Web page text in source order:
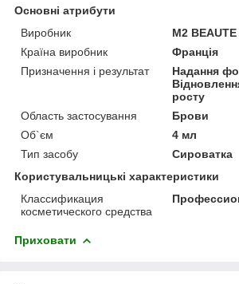
Основні атрибути
Виробник
M2 BEAUTE
Країна виробник
Франція
Призначення і результат
Надання
росту
Область застосування
Брови
Об`єм
4 мл
Тип засобу
Сироватка
Користувальницькі характеристики
Классификация
косметического средства
Приховати